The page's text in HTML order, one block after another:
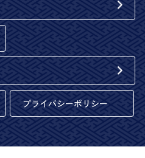
プライバシーポリシー